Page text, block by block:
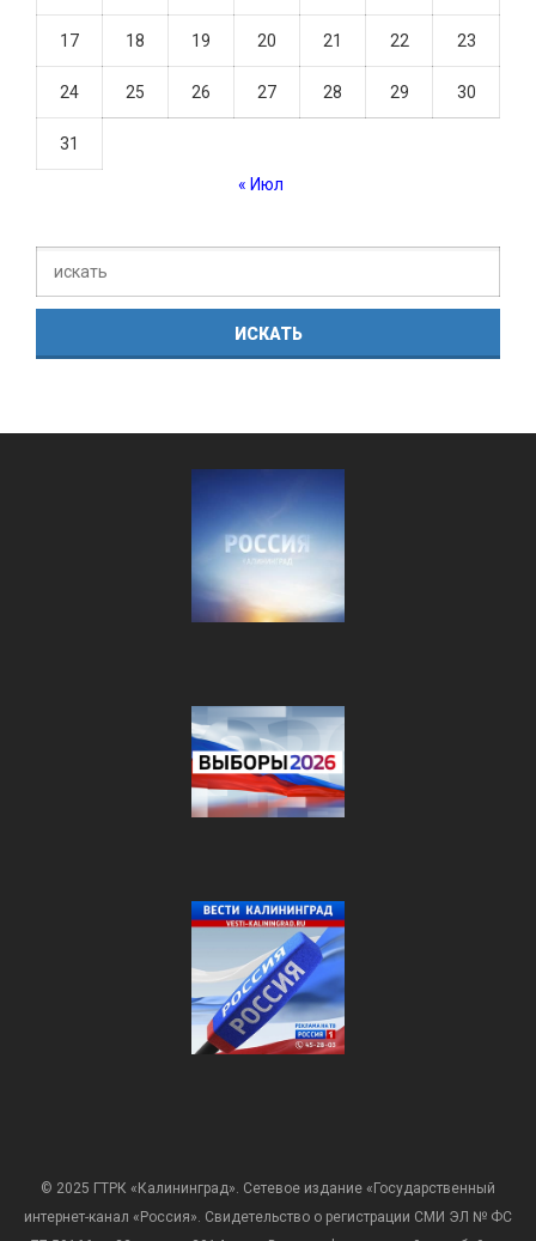
17 18 19 20 21 22 23
24 25 26 27 28 29 30
31
« Июл
© 2025 ГТРК «Калининград». Сетевое издание «Государственный
интернет-канал «Россия». Свидетельство о регистрации СМИ ЭЛ № ФС